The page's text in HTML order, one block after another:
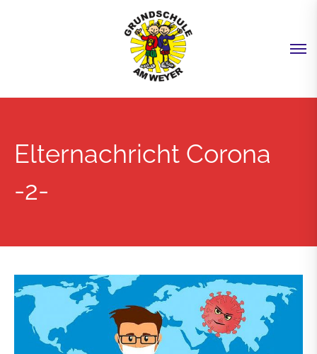
Elternachricht Corona
-2-